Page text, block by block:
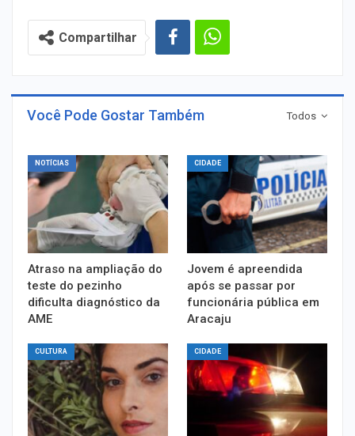
Compartilhar
Todos
Você Pode Gostar Também
NOTÍCIAS
Atraso na ampliação do
teste do pezinho
dificulta diagnóstico da
AME
CIDADE
Jovem é apreendida
após se passar por
funcionária pública em
Aracaju
CULTURA CIDADE